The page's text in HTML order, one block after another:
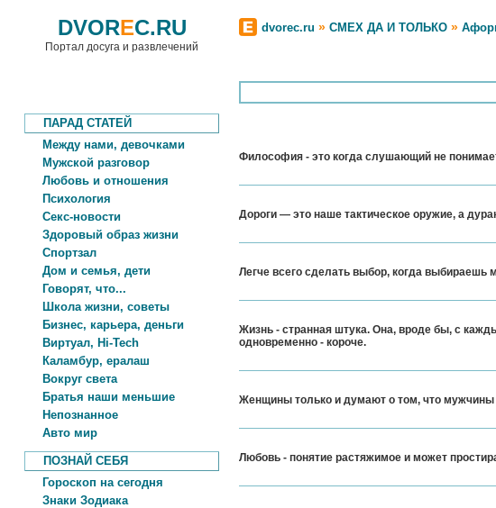
DVOREC.RU
Портал досуга и развлечений
dvorec.ru » СМЕХ ДА И ТОЛЬКО »
ПАРАД СТАТЕЙ
Между нами, девочками
Мужской разговор
Любовь и отношения
Психология
Секс-новости
Здоровый образ жизни
Спортзал
Дом и семья, дети
Говорят, что...
Школа жизни, советы
Бизнес, карьера, деньги
Виртуал, Hi-Tech
Каламбур, ералаш
Вокруг света
Братья наши меньшие
Непознанное
Авто мир
ПОЗНАЙ СЕБЯ
Гороскоп на сегодня
Знаки Зодиака
Философия - это когда слушающий не
Дороги — это наше тактическое оружие, а
Легче всего сделать выбор, когда
Жизнь - странная штука. Она, вроде бы, с
одновременно - короче.
Женщины только и думают о том, что
Любовь - понятие растяжимое и может